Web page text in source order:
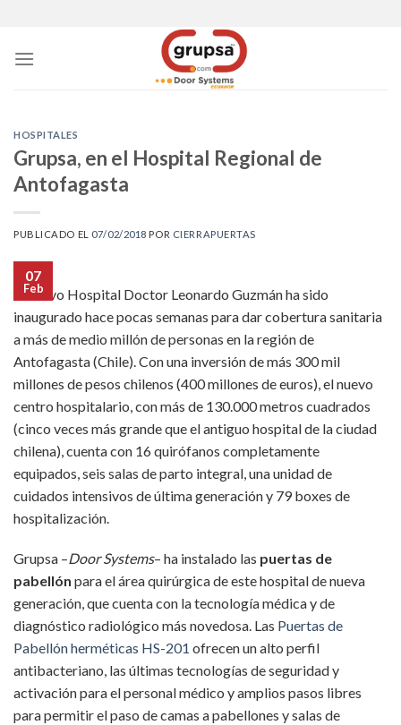
content
HOSPITALES
Grupsa, en el Hospital Regional de
Antofagasta
PUBLICADO EL 07/02/2018 POR CIERRAPUERTAS
07
Feb
El nuevo Hospital Doctor Leonardo Guzmán ha sido
inaugurado hace pocas semanas para dar cobertura sanitaria
a más de medio millón de personas en la región de
Antofagasta (Chile). Con una inversión de más 300 mil
millones de pesos chilenos (400 millones de euros), el nuevo
centro hospitalario, con más de 130.000 metros cuadrados
(cinco veces más grande que el antiguo hospital de la ciudad
chilena), cuenta con 16 quirófanos completamente
equipados, seis salas de parto integral, una unidad de
cuidados intensivos de última generación y 79 boxes de
hospitalización.
Grupsa –Door Systems– ha instalado las puertas de
pabellón para el área quirúrgica de este hospital de nueva
generación, que cuenta con la tecnología médica y de
diagnóstico radiológico más novedosa. Las Puertas de
Pabellón herméticas HS-201 ofrecen un alto perfil
antibacteriano, las últimas tecnologías de seguridad y
activación para el personal médico y amplios pasos libres
para permitir el paso de camas a pabellones y salas de